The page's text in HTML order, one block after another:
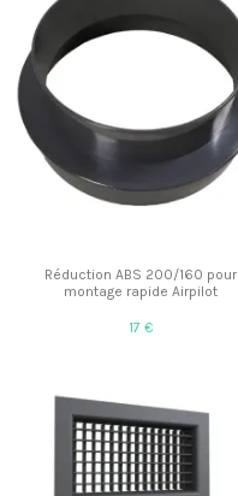
Réduction ABS 200/160 pour
montage rapide Airpilot
17 €